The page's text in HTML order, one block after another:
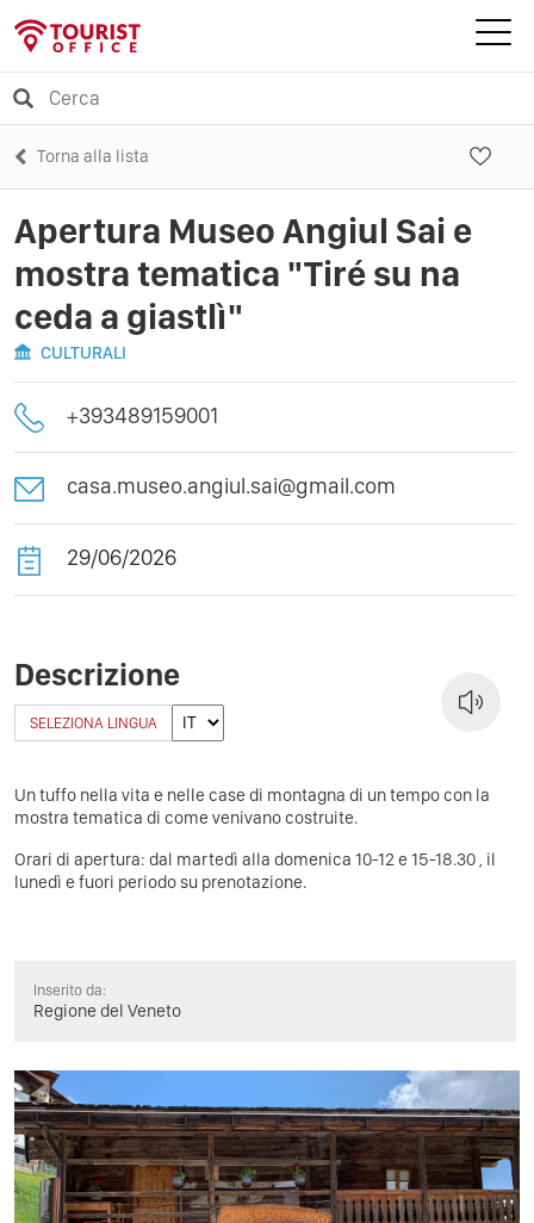
Torna alla lista
Apertura Museo Angiul Sai e
mostra tematica "Tiré su na
ceda a giastlì"
CULTURALI
+393489159001
casa.museo.angiul.sai@gmail.com
29/06/2026
Descrizione
SELEZIONA LINGUA
Un tuffo nella vita e nelle case di montagna di un tempo con la
mostra tematica di come venivano costruite.
Orari di apertura: dal martedì alla domenica 10-12 e 15-18.30 , il
lunedì e fuori periodo su prenotazione.
Inserito da:
Regione del Veneto